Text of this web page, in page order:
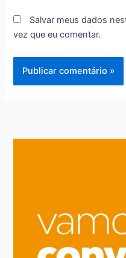
Salvar meus dados
vez que eu comentar.